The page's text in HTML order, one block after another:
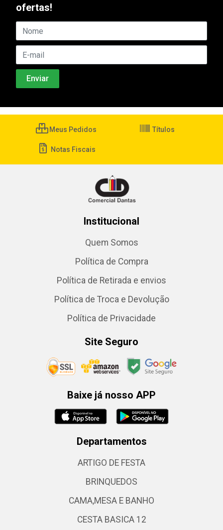
ofertas!
Meus Pedidos Títulos
Notas Fiscais
Institucional
Quem Somos
Política de Compra
Política de Retirada e envios
Política de Troca e Devolução
Política de Privacidade
Site Seguro
Baixe já nosso APP
Departamentos
ARTIGO DE FESTA
BRINQUEDOS
CAMA,MESA E BANHO
CESTA BASICA 12